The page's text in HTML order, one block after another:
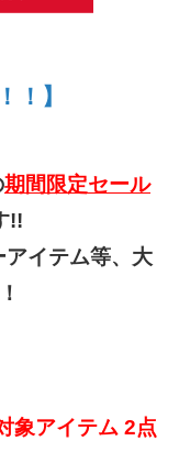
！】
期間限定セール
!!
イテム等、大
象アイテム 2点